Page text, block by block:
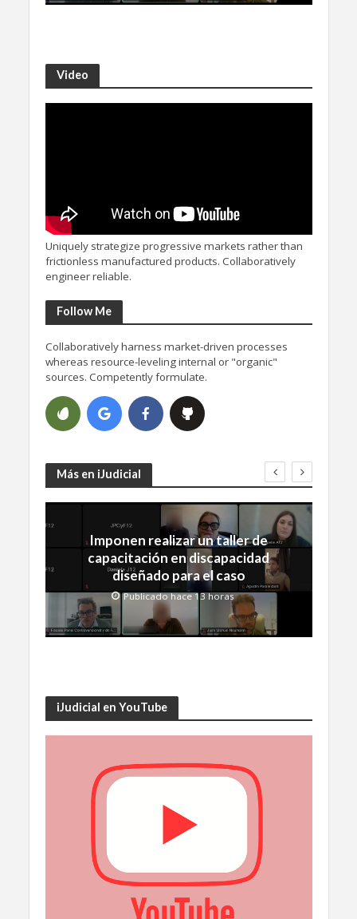
Video
Uniquely strategize progressive markets rather than
frictionless manufactured products. Collaboratively
engineer reliable.
Follow Me
Collaboratively harness market-driven processes
whereas resource-leveling internal or "organic"
sources. Competently formulate.
Más en iJudicial
Imponen realizar un taller de
capacitación en discapacidad
diseñado para el caso
Publicado hace 13 horas
iJudicial en YouTube